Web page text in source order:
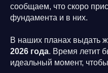
сообщаем, что скоро
фундамента и в них.
В наших планах выдать
2026 года. Время летит
идеальный момент, чтобы